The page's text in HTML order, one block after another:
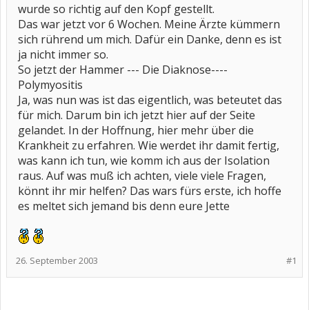
wurde so richtig auf den Kopf gestellt.
Das war jetzt vor 6 Wochen. Meine Ärzte kümmern
sich rührend um mich. Dafür ein Danke, denn es ist
ja nicht immer so.
So jetzt der Hammer --- Die Diaknose----
Polymyositis
Ja, was nun was ist das eigentlich, was beteutet das
für mich. Darum bin ich jetzt hier auf der Seite
gelandet. In der Hoffnung, hier mehr über die
Krankheit zu erfahren. Wie werdet ihr damit fertig,
was kann ich tun, wie komm ich aus der Isolation
raus. Auf was muß ich achten, viele viele Fragen,
könnt ihr mir helfen? Das wars fürs erste, ich hoffe
es meltet sich jemand bis denn eure Jette
#1
26. September 2003